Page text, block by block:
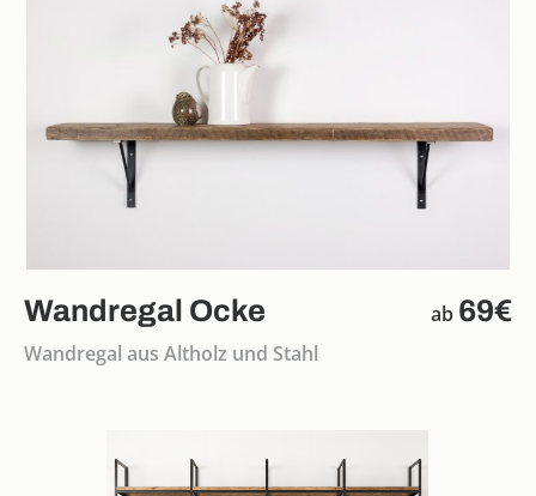
Wandregal Ocke ab 69€
Wandregal aus Altholz und Stahl